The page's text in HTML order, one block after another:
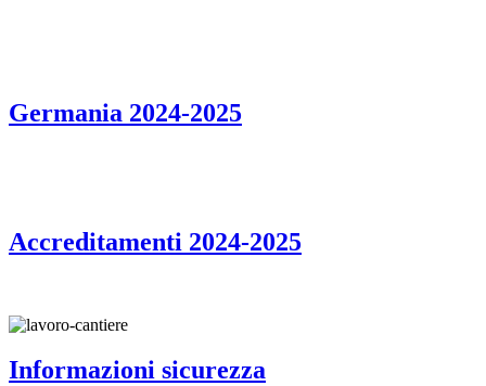
Germania 2024-2025
Accreditamenti 2024-2025
Informazioni sicurezza